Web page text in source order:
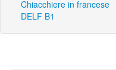
Chiacchiere in francese
DELF B1